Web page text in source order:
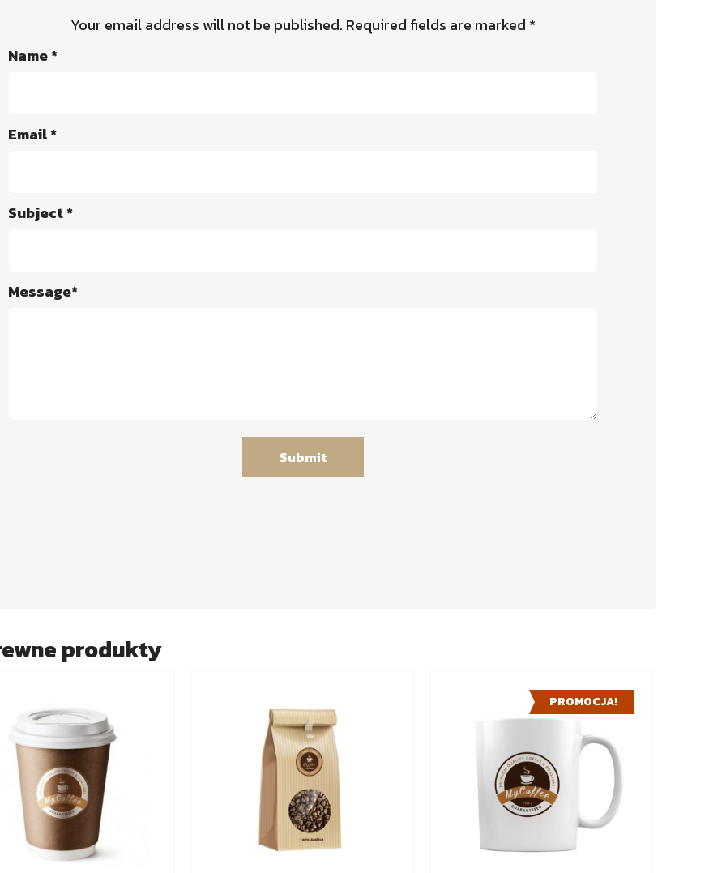
Your email address will not be published. Required fields are marked*
Name*
Email*
Subject*
Message*
produkty
PROMOCJA!